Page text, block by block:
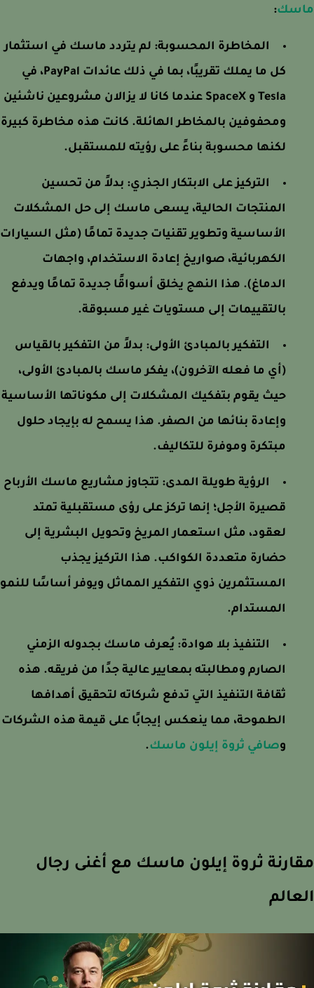
:
المخاطرة المحسوبة:لم يتردد ماسك في استثمار
كل ما يملك تقريبًا، بما في ذلك عائدات PayPal، في
Tesla و SpaceX عندما كانا لا يزالان مشروعين ناشئين
ومحفوفين بالمخاطر الهائلة. كانت هذه مخاطرة كبيرة
لكنها محسوبة بناءً على رؤيته للمستقبل.
التركيز على الابتكار الجذري:بدلاً من تحسين
المنتجات الحالية، يسعى ماسك إلى حل المشكلات
الأساسية وتطوير تقنيات جديدة تمامًا (مثل السيارات
الكهربائية، صواريخ إعادة الاستخدام، واجهات
الدماغ). هذا النهج يخلق أسواقًا جديدة تمامًا ويدفع
بالتقييمات إلى مستويات غير مسبوقة.
التفكير بالمبادئ الأولى:بدلاً من التفكير بالقياس
(أي ما فعله الآخرون)، يفكر ماسك بالمبادئ الأولى،
حيث يقوم بتفكيك المشكلات إلى مكوناتها الأساسية
وإعادة بنائها من الصفر. هذا يسمح له بإيجاد حلول
مبتكرة وموفرة للتكاليف.
الرؤية طويلة المدى:تتجاوز مشاريع ماسك الأرباح
قصيرة الأجل؛ إنها تركز على رؤى مستقبلية تمتد
لعقود، مثل استعمار المريخ وتحويل البشرية إلى
حضارة متعددة الكواكب. هذا التركيز يجذب
المستثمرين ذوي التفكير المماثل ويوفر أساسًا للنمو
المستدام.
التنفيذ بلا هوادة:يُعرف ماسك بجدوله الزمني
الصارم ومطالبته بمعايير عالية جدًا من فريقه. هذه
ثقافة التنفيذ التي تدفع شركاته لتحقيق أهدافها
الطموحة، مما ينعكس إيجابًا على قيمة هذه الشركات
صافي ثروة إيلون ماسك.
ثروة إيلون ماسك مع أغنى رجال